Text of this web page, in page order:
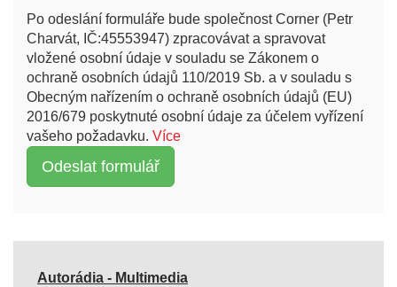
Po odeslání formuláře bude společnost Corner (Petr
Charvát, IČ:45553947) zpracovávat a spravovat
vložené osobní údaje v souladu se Zákonem o
ochraně osobních údajů 110/2019 Sb. a v souladu s
Obecným nařízením o ochraně osobních údajů (EU)
2016/679 poskytnuté osobní údaje za účelem vyřízení
vašeho požadavku. Více
Autorádia - Multimedia